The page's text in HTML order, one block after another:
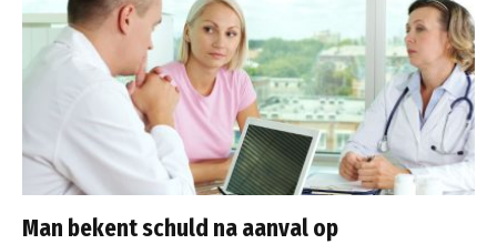
Man bekent schuld na aanval op